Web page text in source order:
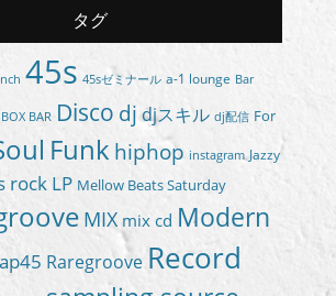
タグ
45s 45sゼミナール a-1 lounge Bar
BOX BAR Disco dj djスキル dj配信 For
Funk hiphop instagram Jazzy
rock LP Mellow Beats Saturday
MIX mix cd Modern
Raregroove Record